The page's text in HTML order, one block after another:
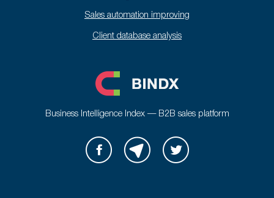
Sales automation improving
Client database analysis
Business Intelligence Index — B2B sales platform